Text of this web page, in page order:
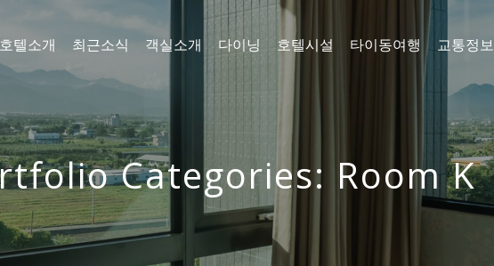
호텔소개 최근소식 객실소개 다이닝 호텔시설 타이동여행 교통정보
Categories: Room K